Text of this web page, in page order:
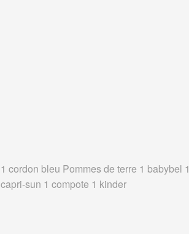
1 cordon bleu Pommes de terre 1 babybel 1
capri-sun 1 compote 1 kinder